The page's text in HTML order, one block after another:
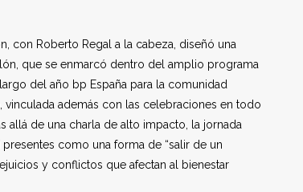
con Roberto Regal a la cabeza, diseñó una
que se enmarcó dentro del amplio programa
del año bp España para la comunidad
vinculada además con las celebraciones en todo
allá de una charla de alto impacto, la jornada
como una forma de “salir de un
y conflictos que afectan al bienestar